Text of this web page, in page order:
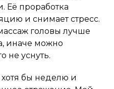
Её проработка
и снимает стресс.
головы лучше
иначе можно
не уснуть.
хотя бы неделю и